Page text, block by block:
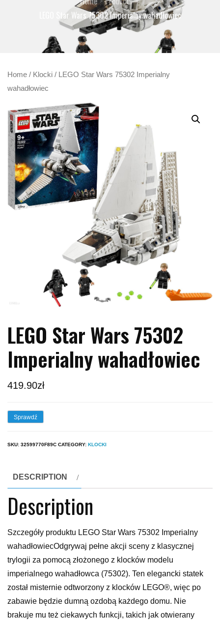
LEGO Star Wars 75302 Imperialny wahadłowiec
Home / Klocki / LEGO Star Wars 75302 Imperialny
wahadłowiec
LEGO Star Wars 75302
Imperialny wahadłowiec
419.90zł
Sprawdź
SKU: 32599770F89C CATEGORY: KLOCKI
DESCRIPTION
Description
Szczegóły produktu LEGO Star Wars 75302 Imperialny
wahadłowiecOdgrywaj pełne akcji sceny z klasycznej
trylogii za pomocą złożonego z klocków modelu
imperialnego wahadłowca (75302). Ten elegancki statek
został misternie odtworzony z klocków LEGO®, więc po
zabawie będzie dumną ozdobą każdego domu. Nie
brakuje mu też ciekawych funkcji, takich jak otwierany